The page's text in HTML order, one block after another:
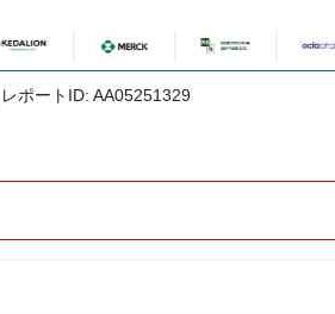
ポートID: AA05251329